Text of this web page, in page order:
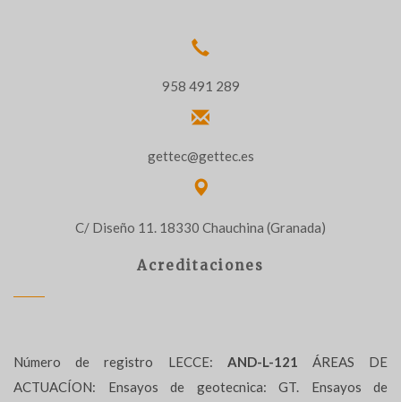
958 491 289
gettec@gettec.es
C/ Diseño 11. 18330 Chauchina (Granada)
Acreditaciones
Número de registro LECCE: AND-L-121 ÁREAS DE
ACTUACÍON: Ensayos de geotecnica: GT. Ensayos de